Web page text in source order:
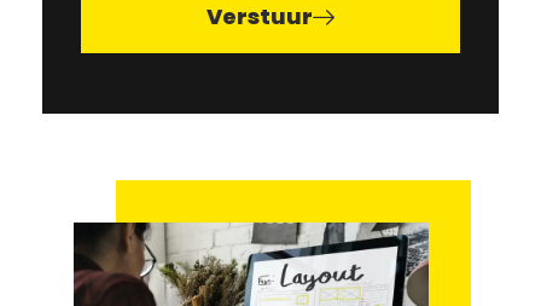
Verstuur